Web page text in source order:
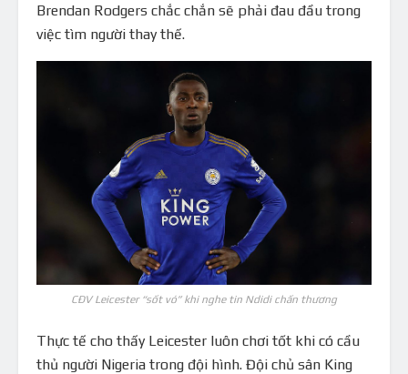
Brendan Rodgers chắc chắn sẽ phải đau đầu trong
việc tìm người thay thế.
CĐV Leicester “sốt vó” khi nghe tin Ndidi chấn thương
Thực tế cho thấy Leicester luôn chơi tốt khi có cầu
thủ người Nigeria trong đội hình. Đội chủ sân King